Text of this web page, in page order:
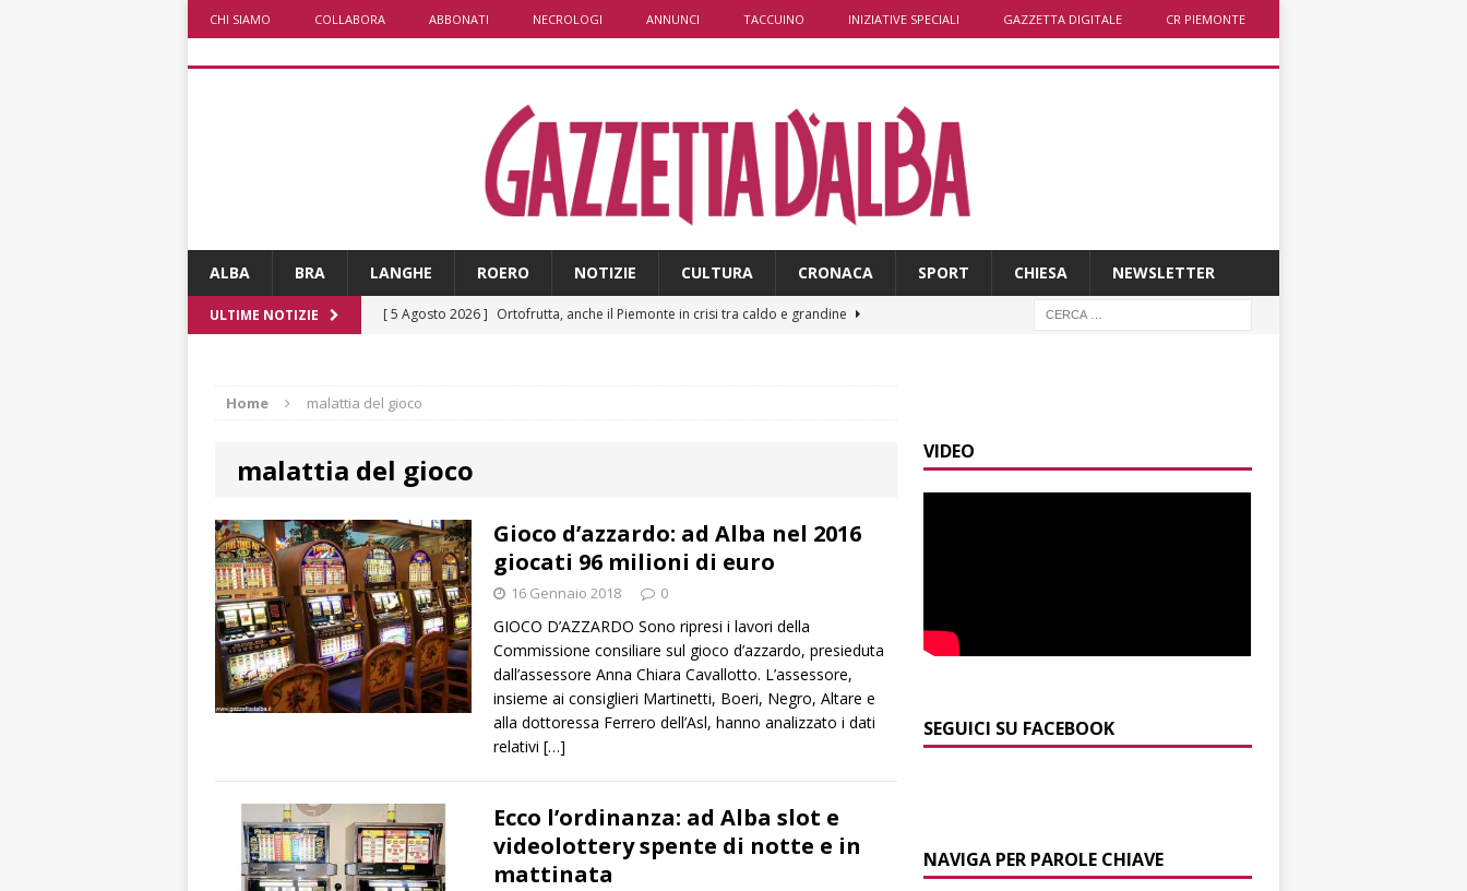
CHI SIAMO COLLABORA ABBONATI NECROLOGI ANNUNCI TACCUINO INIZIATIVE SPECIALI GAZZETTA DIGITALE CR PIEMONTE
ALBA BRA LANGHE ROERO NOTIZIE CULTURA CRONACA SPORT CHIESA NEWSLETTER
ULTIME NOTIZIE [ 5 Agosto 2026 ] Ortofrutta, anche il Piemonte in crisi tra caldo e grandine
[ 5 Agosto 2026 ]
[ 5 Agosto 2026 ]
Serie D, secondo test per il Bra Calcio: sfida con la Sanremese
BRA
[ 5 Agosto 2026 ]
Sarvanot, piccoli folletti dispettosi
ALTRE NOTIZIE
[ 5 Agosto 2026 ]
Incidente in viale Madonna dei Fiori a Bra, un ferito a Verduno
Tangenziale di Alba chiusa a Mogliasso verso Asti per
[ 5 Agosto 2026 ]
Piemonte Film TV Fund: 13 progetti finanziati con 4 milioni
CULTURA
Home malattia del gioco
malattia del gioco
Gioco d’azzardo: ad Alba nel 2016
giocati 96 milioni di euro
16 Gennaio 2018 0
GIOCO D’AZZARDO Sono ripresi i lavori della
Commissione consiliare sul gioco d’azzardo, presieduta
dall’assessore Anna Chiara Cavallotto. L’assessore,
insieme ai consiglieri Martinetti, Boeri, Negro, Altare e
alla dottoressa Ferrero dell’Asl, hanno analizzato i dati
relativi […]
Ecco l’ordinanza: ad Alba slot e
videolottery spente di notte e in
mattinata
VIDEO
SEGUICI SU FACEBOOK
NAVIGA PER PAROLE CHIAVE